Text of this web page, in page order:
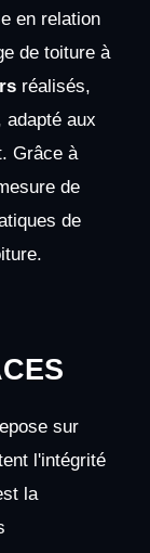
en relation
de toiture à
réalisés,
adapté aux
Grâce à
de
de
sur
l'intégrité
la